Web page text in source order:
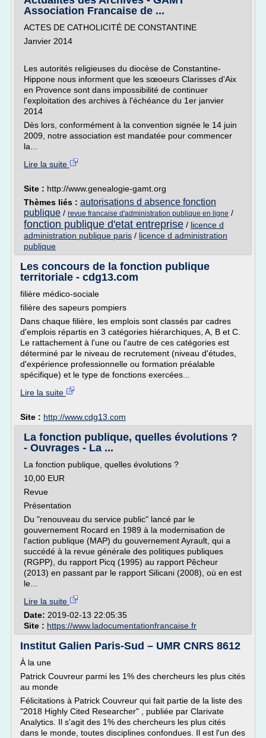
Association Francaise de ...
ACTES DE CATHOLICITÉ DE CONSTANTINE
Janvier 2014
Les autorités religieuses du diocèse de Constantine-
Hippone nous informent que les sœoeurs Clarisses d'Aix
en Provence sont dans impossibilité de continuer
l'exploitation des archives à l'échéance du 1er janvier
2014
Dès lors, conformément à la convention signée le 14 juin
2009, notre association est mandatée pour commencer
la...
Lire la suite
Site : http://www.genealogie-gamt.org
Thèmes liés : autorisations d absence fonction
publique / revue francaise d'administration publique en ligne /
fonction publique d'etat entreprise / licence d
administration publique paris / licence d administration
publique
Les concours de la fonction publique
territoriale - cdg13.com
filière médico-sociale
filière des sapeurs pompiers
Dans chaque filière, les emplois sont classés par cadres
d'emplois répartis en 3 catégories hiérarchiques, A, B et C.
Le rattachement à l'une ou l'autre de ces catégories est
déterminé par le niveau de recrutement (niveau d'études,
d'expérience professionnelle ou formation préalable
spécifique) et le type de fonctions exercées...
Lire la suite
Site : http://www.cdg13.com
La fonction publique, quelles évolutions ?
- Ouvrages - La ...
La fonction publique, quelles évolutions ?
10,00 EUR
Revue
Présentation
Du "renouveau du service public" lancé par le
gouvernement Rocard en 1989 à la modernisation de
l'action publique (MAP) du gouvernement Ayrault, qui a
succédé à la revue générale des politiques publiques
(RGPP), du rapport Picq (1995) au rapport Pêcheur
(2013) en passant par le rapport Silicani (2008), où en est
le...
Lire la suite
Date: 2019-02-13 22:05:35
Site : https://www.ladocumentationfrancaise.fr
Institut Galien Paris-Sud – UMR CNRS 8612
À la une
Patrick Couvreur parmi les 1% des chercheurs les plus cités
au monde
Félicitations à Patrick Couvreur qui fait partie de la liste des
"2018 Highly Cited Researcher" , publiée par Clarivate
Analytics. Il s'agit des 1% des chercheurs les plus cités
dans le monde, toutes disciplines confondues. Il est l'un des